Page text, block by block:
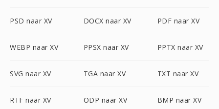
PSD naar XV DOCX naar XV PDF naar XV
WEBP naar XV PPSX naar XV PPTX naar XV
SVG naar XV TGA naar XV TXT naar XV
RTF naar XV ODP naar XV BMP naar XV